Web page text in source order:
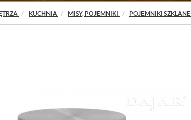
KUCHNIA MISY, POJEMNIKI POJEMNIKI SZKLANE